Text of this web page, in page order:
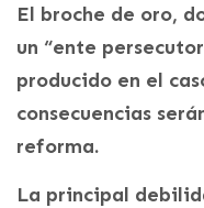
El broche de oro,
un “ente
producido en el
consecuencias
reforma.
La principal